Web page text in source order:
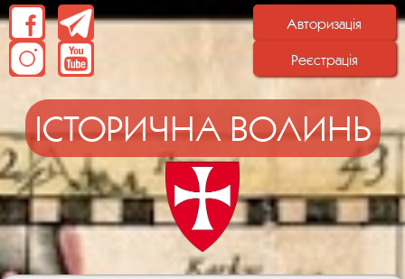
Авторизація
Реєстрація
ІСТОРИЧНА ВОЛИНЬ